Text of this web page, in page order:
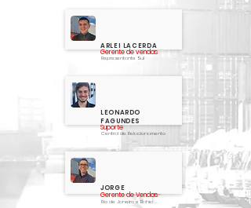
ARLEI LACERDA
Gerente de vendas
Representante Sul
LEONARDO
FAGUNDES
Suporte
Central de Relacionamento
JORGE
Gerente de Vendas
Rio de Janeiro e Bahia